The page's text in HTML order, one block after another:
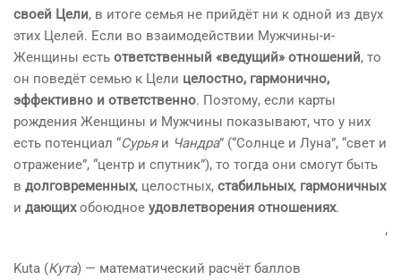
своей Цели, в итоге семья не прийдёт ни к одной из двух
этих Целей. Если во взаимодействии Мужчины-и-
Женщины есть ответственный «ведущий» отношений, то
он поведёт семью к Цели целостно, гармонично,
эффективно и ответственно. Поэтому, если карты
рождения Женщины и Мужчины показывают, что у них
есть потенциал “Сурьяи Чандра” (“Солнце и Луна”, “свет и
отражение”, “центр и спутник”), то тогда они смогут быть
в долговременных, целостных, стабильных, гармоничных
и дающихобоюдное удовлетворения отношениях.
‘
Kuta (Кута) — математический расчёт баллов